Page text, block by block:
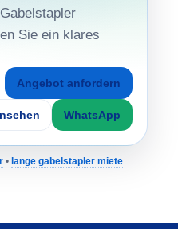
Sie ein klares
Angebot anfordern
WhatsApp
• lange gabelstapler miete